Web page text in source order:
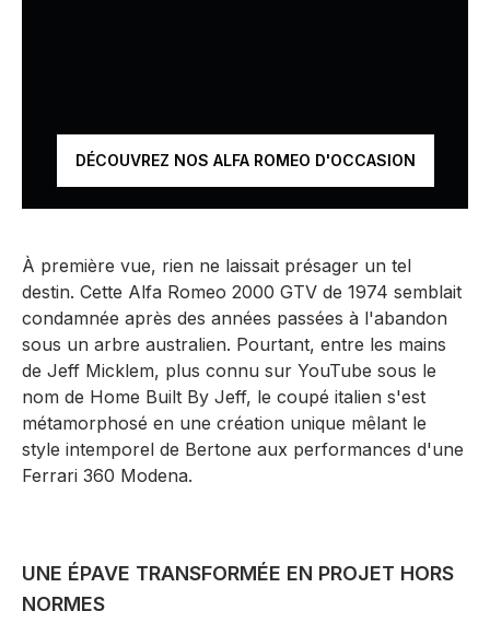
DÉCOUVREZ NOS ALFA ROMEO D'OCCASION
À première vue, rien ne laissait présager un tel
destin. Cette Alfa Romeo 2000 GTV de 1974 semblait
condamnée après des années passées à l'abandon
sous un arbre australien. Pourtant, entre les mains
de Jeff Micklem, plus connu sur YouTube sous le
nom de Home Built By Jeff, le coupé italien s'est
métamorphosé en une création unique mêlant le
style intemporel de Bertone aux performances d'une
Ferrari 360 Modena.
UNE ÉPAVE TRANSFORMÉE EN PROJET HORS
NORMES